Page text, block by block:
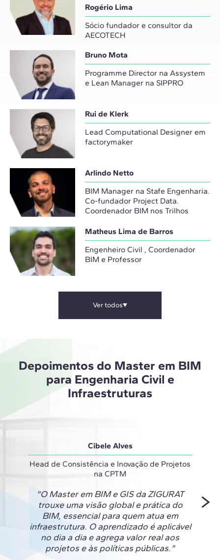
Rogério Lima
Sócio fundador e consultor da
AECOTECH
Bruno Mota
Programme Director na Assystem
e Lean Manager na SIPPRO
Rui de Klerk
Lead Computational Designer em
factorymaker
Arlindo Netto
BIM Manager na Stafe Engenharia.
Co-fundador Project Data.
Coordenador BIM nos Trilhos
Matheus Lima de Barros
Engenheiro Civil , Coordenador
BIM e Professor
Ver todos
Depoimentos do Master em BIM
para Engenharia Civil e
Infraestruturas
Cibele Alves
Head de Consistência e Inovação de Projetos
na CPTM
"O Master em BIM e GIS da ZIGURAT
trouxe uma visão global e prática do
BIM, essencial para quem atua em
infraestrutura. O aprendizado é aplicável
no dia a dia e agrega valor real aos
projetos e às políticas públicas."